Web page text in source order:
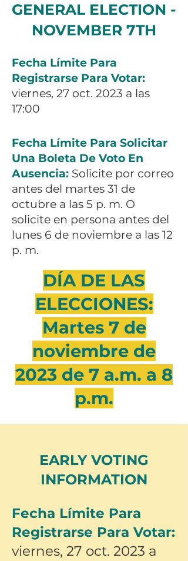
GENERAL ELECTION -
NOVEMBER 7TH
Fecha Límite Para
Registrarse Para Votar:
viernes, 27 oct. 2023 a las
17:00
Fecha Límite Para Solicitar
Una Boleta De Voto En
Ausencia: Solicite por correo
antes del martes 31 de
octubre a las 5 p. m. O
solicite en persona antes del
lunes 6 de noviembre a las 12
p. m.
DÍA DE LAS
ELECCIONES:
Martes 7 de
noviembre de
2023 de 7 a.m. a 8
p.m.
EARLY VOTING
INFORMATION
Fecha Límite Para
Registrarse Para Votar:
viernes, 27 oct. 2023 a